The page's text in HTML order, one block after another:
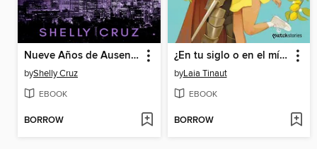
Nueve Años de Ausencia
byShelly Cruz
EBOOK
BORROW
¿En tu siglo o en el mío?
byLaia Tinaut
EBOOK
BORROW